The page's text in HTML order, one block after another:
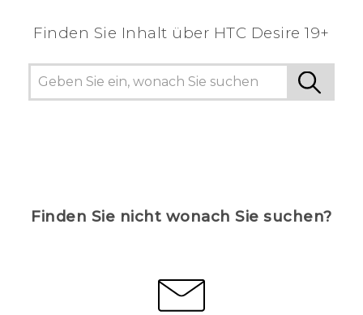
Finden Sie Inhalt über‎ ‎HTC Desire 19+‎
Finden Sie nicht wonach Sie suchen?